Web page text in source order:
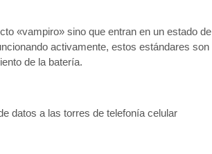
«vampiro» sino que entran en un estado de
activamente, estos estándares son
de la batería.
datos a las torres de telefonía celular